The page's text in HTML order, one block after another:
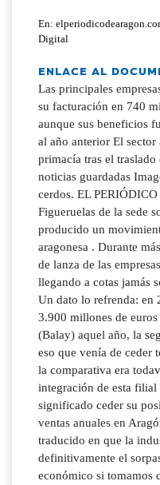
En:
Digital
ENLACE AL
Las principales
su facturación en 740
aunque sus beneficios
al año anterior El
primacía tras el
noticias guardadas
cerdos. EL
Figueruelas de la sede
producido un
aragonesa . Durante
de lanza de las
llegando a cotas jamás
Un dato lo refrenda: en
3.900 millones de
(Balay) aquel año, la
eso que venía de ceder
la comparativa era
integración de esta
significado ceder su
ventas anuales en
traducido en que la
definitivamente el
económico si tomamos